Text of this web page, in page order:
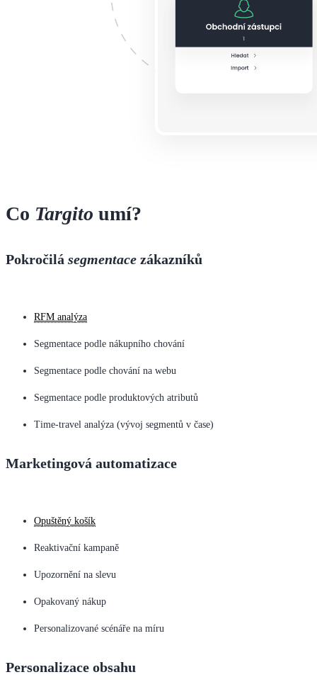
Co Targito umí?
Pokročilá segmentace zákazníků
RFM analýza
Segmentace podle nákupního chování
Segmentace podle chování na webu
Segmentace podle produktových atributů
Time-travel analýza (vývoj segmentů v čase)
Marketingová automatizace
Opuštěný košík
Reaktivační kampaně
Upozornění na slevu
Opakovaný nákup
Personalizované scénáře na míru
Personalizace obsahu